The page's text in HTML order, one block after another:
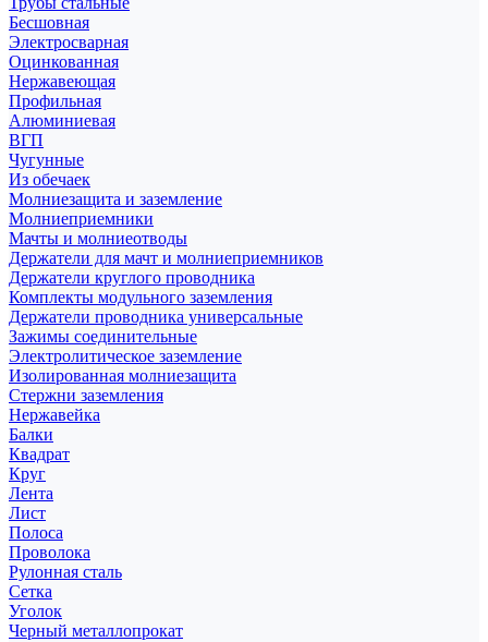
Бесшовная
Электросварная
Оцинкованная
Нержавеющая
Профильная
Алюминиевая
ВГП
Чугунные
Из обечаек
Молниезащита и заземление
Молниеприемники
Мачты и молниеотводы
Держатели для мачт и молниеприемников
Держатели круглого проводника
Комплекты модульного заземления
Держатели проводника универсальные
Зажимы соединительные
Электролитическое заземление
Изолированная молниезащита
Стержни заземления
Нержавейка
Балки
Квадрат
Круг
Лента
Лист
Полоса
Проволока
Рулонная сталь
Сетка
Уголок
Черный металлопрокат